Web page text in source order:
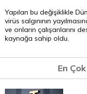
Yapılan bu değişiklikle
virüs salgınının
ve onların çalışanlarını
kaynağa sahip oldu.
En